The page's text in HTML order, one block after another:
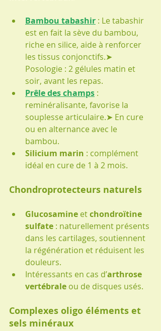
Bambou tabashir : Le tabashir
est en fait la sève du bambou,
riche en silice, aide à renforcer
les tissus conjonctifs.➤
Posologie : 2 gélules matin et
soir, avant les repas.
Prêle des champs :
reminéralisante, favorise la
souplesse articulaire.➤ En cure
ou en alternance avec le
bambou.
Silicium marin : complément
idéal en cure de 1 à 2 mois.
Chondroprotecteurs naturels
Glucosamine et chondroïtine
sulfate : naturellement présents
dans les cartilages, soutiennent
la régénération et réduisent les
douleurs.
Intéressants en cas d’arthrose
vertébrale ou de disques usés.
Complexes oligo éléments et
sels minéraux